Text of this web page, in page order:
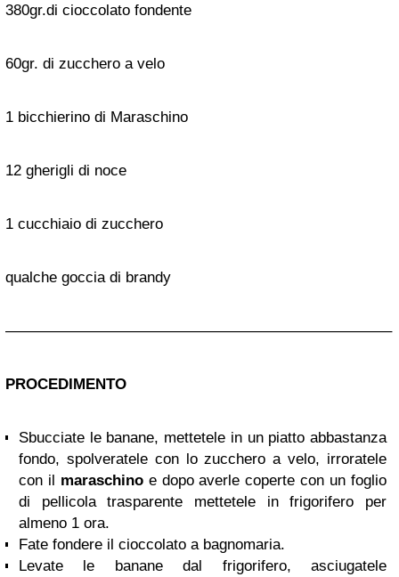
380gr.di cioccolato fondente
60gr. di zucchero a velo
1 bicchierino di Maraschino
12 gherigli di noce
1 cucchiaio di zucchero
qualche goccia di brandy
—————————————————————————–
PROCEDIMENTO
Sbucciate le banane, mettetele in un piatto abbastanza
fondo, spolveratele con lo zucchero a velo, irroratele
con il maraschinoe dopo averle coperte con un foglio
di pellicola trasparente mettetele in frigorifero per
almeno 1 ora.
Fate fondere il cioccolato a bagnomaria.
Levate le banane dal frigorifero, asciugatele